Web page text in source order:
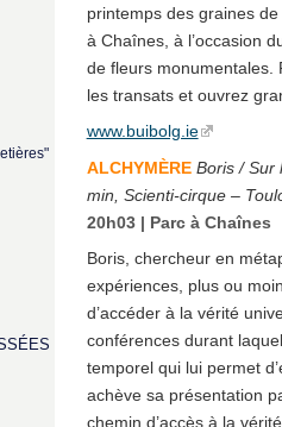
printemps des graines
à Chaînes, à l’occasion
de fleurs monumentales.
les transats et ouvrez
www.buibolg.ie
ALCHYMÈRE Boris / Sur
min, Scienti-cirque –
20h03 | Parc à Chaînes
Boris, chercheur en
expériences, plus ou
d’accéder à la vérité
conférences durant
temporel qui lui permet
achève sa présentation
chemin d’accès à la